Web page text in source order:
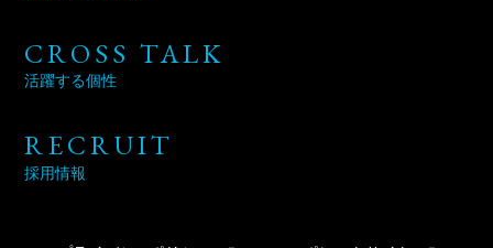
CROSS TALK
活躍する個性
RECRUIT
採用情報